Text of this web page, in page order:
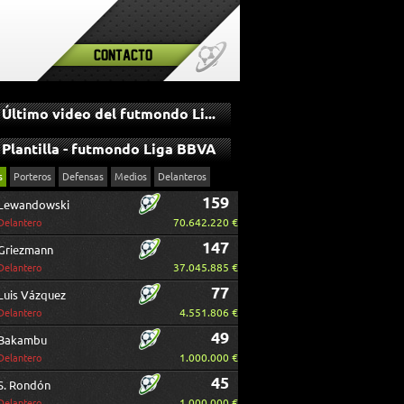
Contacto
Último video del futmondo Liga BBVA
Plantilla - futmondo Liga BBVA
Porteros Defensas Medios Delanteros
159
70.642.220 €
147
37.045.885 €
Vázquez 77
4.551.806 €
49
1.000.000 €
Rondón 45